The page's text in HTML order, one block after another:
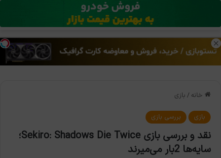
خانه / بازی
بازی بررسی بازی
نقد و بررسی بازی Sekiro: Shadows Die Twice؛
سایه‌ها 2بار می‌میرند